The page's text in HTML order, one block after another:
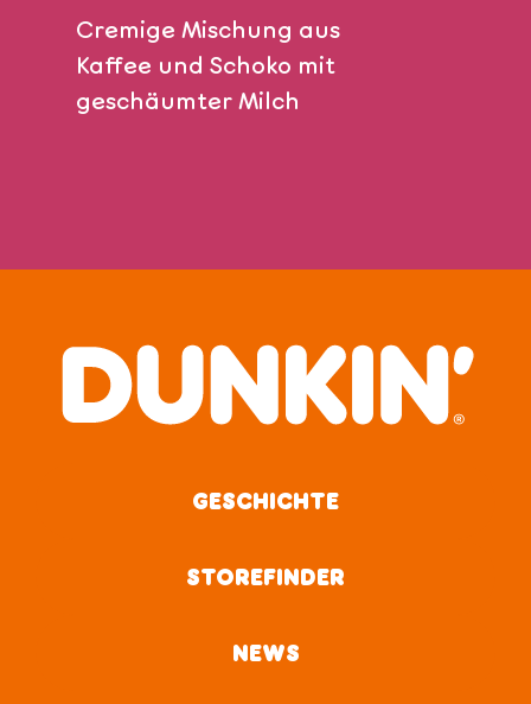
Cremige Mischung aus
Kaffee und Schoko mit
geschäumter Milch
GESCHICHTE
STOREFINDER
NEWS